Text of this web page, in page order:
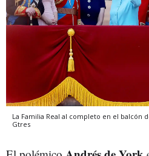
La Familia Real al completo en el balcón
Gtres